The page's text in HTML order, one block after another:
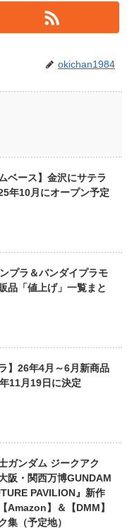
okichan1984
ベース】金沢にサテラ
年10月にオープン予定
プラ＆バンダイプラモ
品「値上げ」一覧まと
】26年4月～6月新商品
11月19日に決定
ガンダム ジークアク
阪・関西万博GUNDAM
PAVILION』新作
Amazon】＆【DMM】
集（予定地）